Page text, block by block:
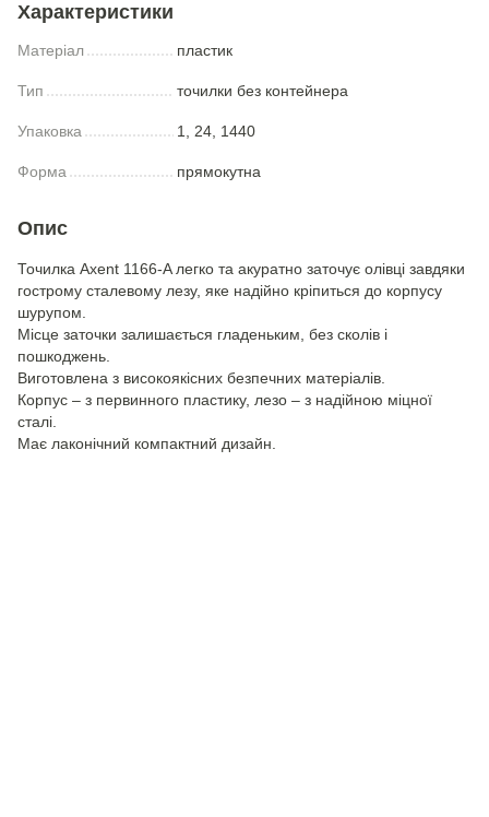
Характеристики
Матеріал пластик
Тип точилки без контейнера
Упаковка 1, 24, 1440
Форма прямокутна
Опис
Точилка Axent 1166-A легко та акуратно заточує олівці завдяки
гострому сталевому лезу, яке надійно кріпиться до корпусу
шурупом.
Місце заточки залишається гладеньким, без сколів і
пошкоджень.
Виготовлена з високоякісних безпечних матеріалів.
Корпус – з первинного пластику, лезо – з надійною міцної
сталі.
Має лаконічний компактний дизайн.